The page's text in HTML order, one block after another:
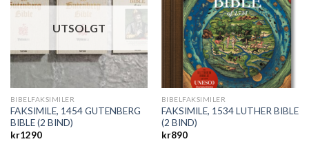
UTSOLGT
BIBELFAKSIMILER
FAKSIMILE, 1454 GUTENBERG
BIBLE (2 BIND)
kr1290
BIBELFAKSIMILER
FAKSIMILE, 1534 LUTHER BIBLE
(2 BIND)
kr890